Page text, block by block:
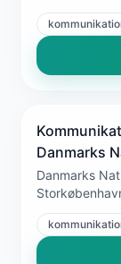
Danmarks
Danmarks